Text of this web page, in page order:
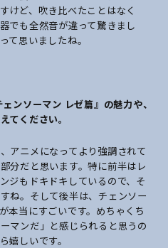
けど、吹き比べたことはなく
でも全然音が違って驚きまし
て思いましたね。
ンソーマン レゼ篇』の魅力や、
てください。
アニメになってより強調されて
分だと思います。特に前半はレ
ジもドキドキしているので、そ
ね。そして後半は、チェンソー
本当にすごいです。めちゃくち
マンだ」と感じられると思うの
嬉しいです。